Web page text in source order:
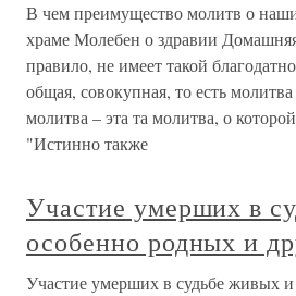
В чем преимущество молитв о
храме Молебен о здравии
правило, не имеет такой
общая, совокупная, то есть
молитва – эта та молитва, о
"Истинно также
Участие умерших в
особенно родных и
Участие умерших в судьбе живых